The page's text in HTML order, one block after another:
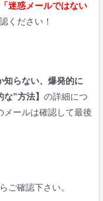
「迷惑メールではない
ください！
知らない、爆発的に
”方法】 の詳細につ
メールは確認して最後
ご確認下さい。